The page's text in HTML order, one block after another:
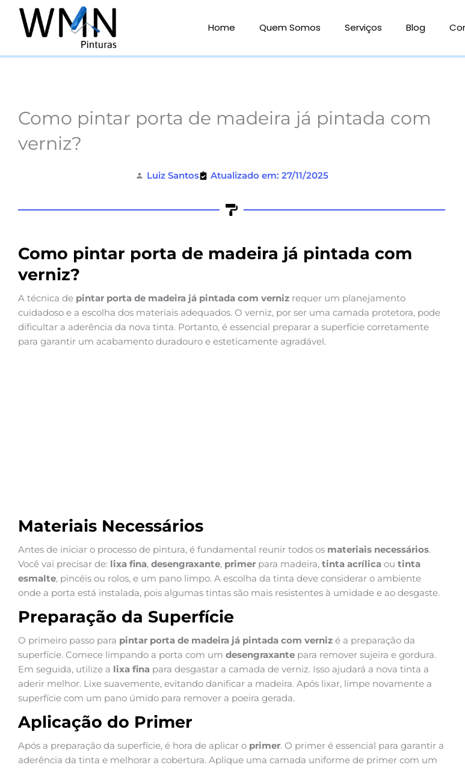
Home Quem Somos Serviços Blog
Como pintar porta de madeira já pintada com
verniz?
Luiz Santos Atualizado em: 27/11/2025
Como pintar porta de madeira já pintada com
verniz?
A técnica de pintar porta de madeira já pintada com verniz requer um planejamento
cuidadoso e a escolha dos materiais adequados. O verniz, por ser uma camada protetora, pode
dificultar a aderência da nova tinta. Portanto, é essencial preparar a superfície corretamente
para garantir um acabamento duradouro e esteticamente agradável.
Materiais Necessários
Antes de iniciar o processo de pintura, é fundamental reunir todos os materiais necessários.
Você vai precisar de: lixa fina, desengraxante, primer para madeira, tinta acrílica ou tinta
esmalte, pincéis ou rolos, e um pano limpo. A escolha da tinta deve considerar o ambiente
onde a porta está instalada, pois algumas tintas são mais resistentes à umidade e ao desgaste.
Preparação da Superfície
O primeiro passo para pintar porta de madeira já pintada com verniz é a preparação da
superfície. Comece limpando a porta com um desengraxante para remover sujeira e gordura.
Em seguida, utilize a lixa fina para desgastar a camada de verniz. Isso ajudará a nova tinta a
aderir melhor. Lixe suavemente, evitando danificar a madeira. Após lixar, limpe novamente a
superfície com um pano úmido para remover a poeira gerada.
Aplicação do Primer
Após a preparação da superfície, é hora de aplicar o primer. O primer é essencial para garantir a
aderência da tinta e melhorar a cobertura. Aplique uma camada uniforme de primer com um